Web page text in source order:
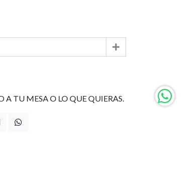
A TU MESA O LO QUE QUIERAS.